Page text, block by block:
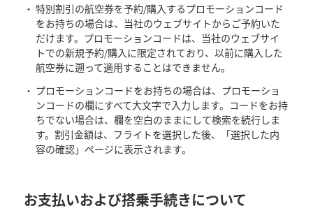
特別割引の航空券を予約/購入するプロモーションコード
をお持ちの場合は、当社のウェブサイトからご予約いた
だけます。プロモーションコードは、当社のウェブサイ
トでの新規予約/購入に限定されており、以前に購入した
航空券に遡って適用することはできません。
プロモーションコードをお持ちの場合は、プロモーショ
ンコードの欄にすべて大文字で入力します。コードをお持
ちでない場合は、欄を空白のままにして検索を続行しま
す。割引金額は、フライトを選択した後、「選択した内
容の確認」ページに表示されます。
お支払いおよび搭乗手続きについて